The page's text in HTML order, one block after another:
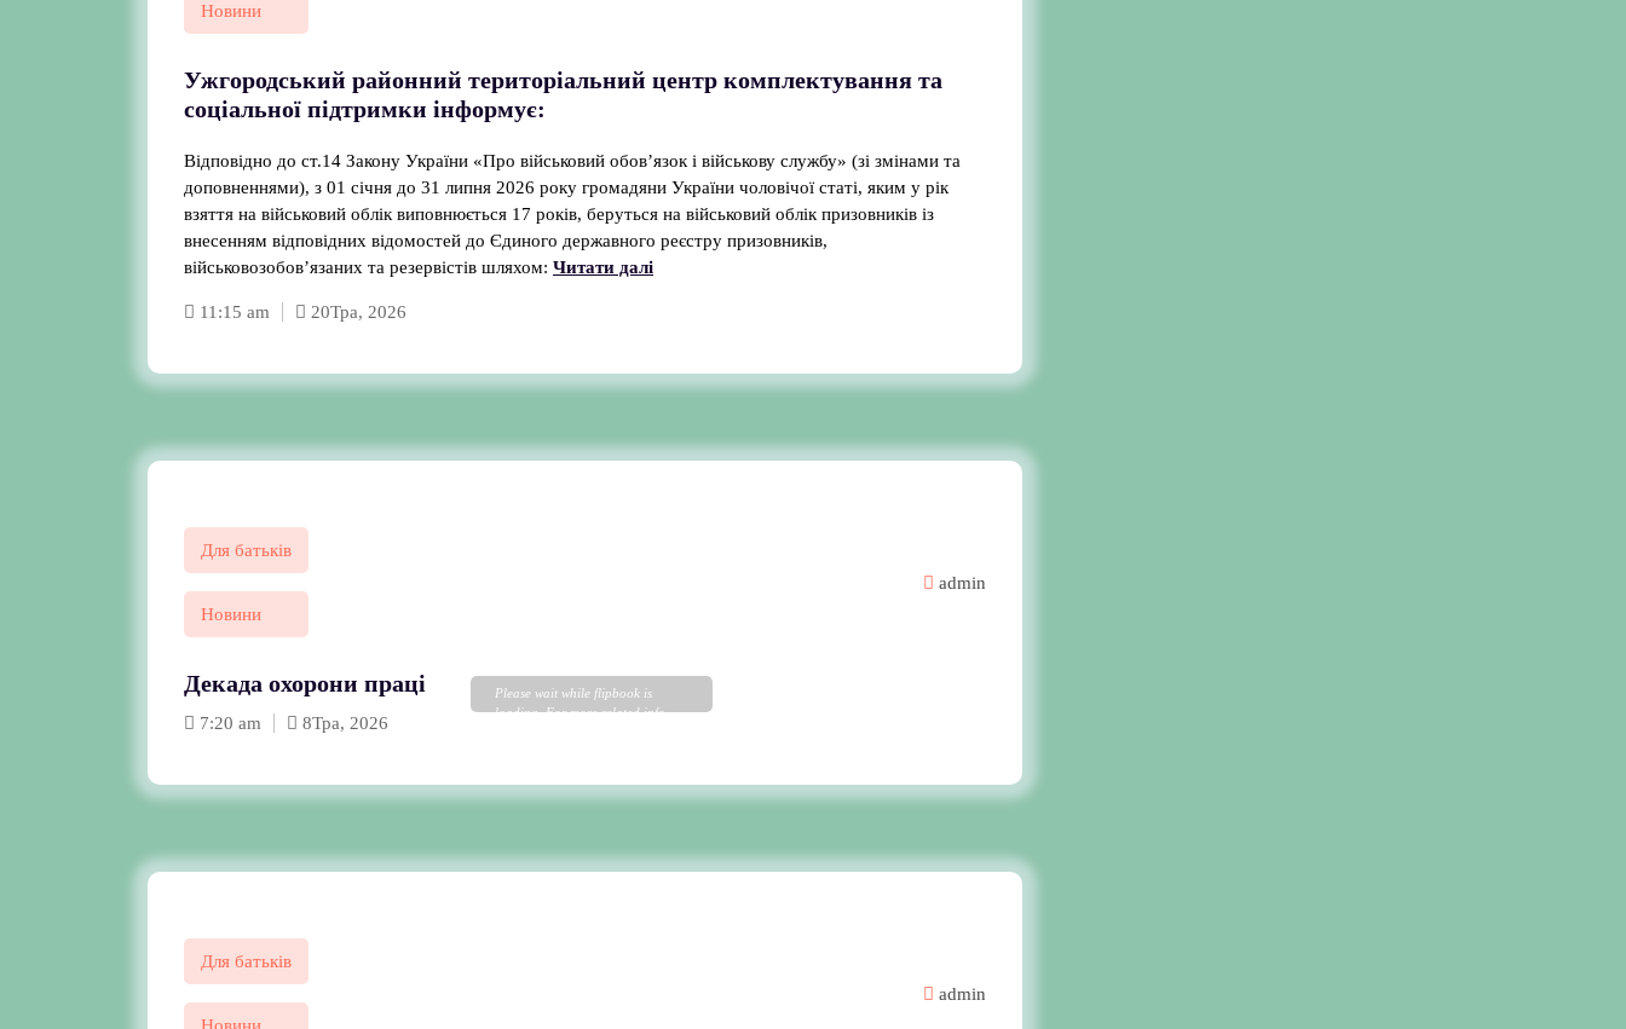
Новини
Ужгородський районний територіальний центр комплектування та
соціальної підтримки інформує:
Відповідно до ст.14 Закону України «Про військовий обов’язок і військову службу» (зі змінами та
доповненнями), з 01 січня до 31 липня 2026 року громадяни України чоловічої статі, яким у рік
взяття на військовий облік виповнюється 17 років, беруться на військовий облік призовників із
внесенням відповідних відомостей до Єдиного державного реєстру призовників,
військовозобов’язаних та резервістів шляхом: Читати далі
11:15 am 20Тра, 2026
Для батьків
Новини
admin
Декада охорони праці
Please wait while flipbook is
loading. For more related info,
7:20 am 8Тра, 2026
Для батьків
admin